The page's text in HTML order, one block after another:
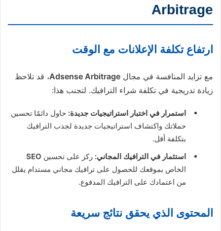
Arbitrage
ارتفاع تكلفة الإعلانات مع الوقت
مع تزايد المنافسة في مجال Adsense Arbitrage، قد تلاحظ
زيادة تدريجية في تكلفة شراء الترافيك. لتجنب هذا:
استمرار في اختبار استراتيجيات جديدة: حاول دائمًا تحسين
حملاتك واكتشاف استراتيجيات جديدة لجذب الترافيك
بتكلفة أقل.
استثمار في الترافيك المجاني: ركز على تحسين SEO
الخاص بموقعك للحصول على ترافيك مجاني مستدام يقلل
من اعتمادك على الترافيك المدفوع.
المحتوى الذي يحقق نتائج سريعة